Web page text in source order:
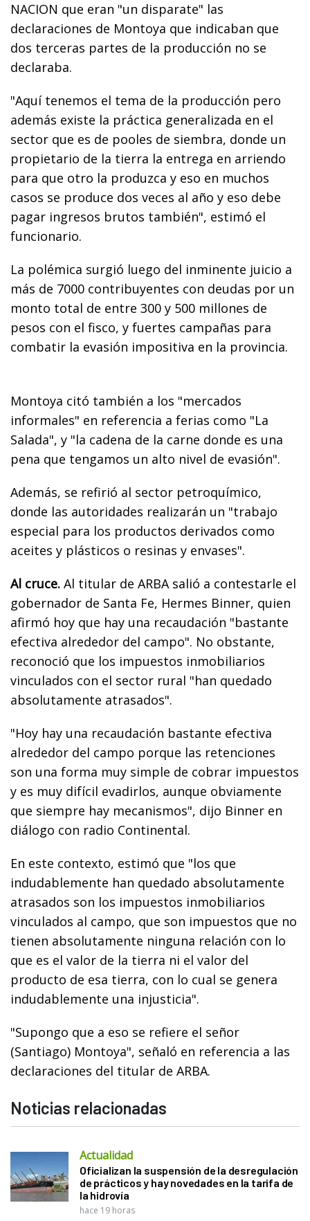
NACION que eran "un disparate" las
declaraciones de Montoya que indicaban que
dos terceras partes de la producción no se
declaraba.
"Aquí tenemos el tema de la producción pero
además existe la práctica generalizada en el
sector que es de pooles de siembra, donde un
propietario de la tierra la entrega en arriendo
para que otro la produzca y eso en muchos
casos se produce dos veces al año y eso debe
pagar ingresos brutos también", estimó el
funcionario.
La polémica surgió luego del inminente juicio a
más de 7000 contribuyentes con deudas por un
monto total de entre 300 y 500 millones de
pesos con el fisco, y fuertes campañas para
combatir la evasión impositiva en la provincia.
Montoya citó también a los "mercados
informales" en referencia a ferias como "La
Salada", y "la cadena de la carne donde es una
pena que tengamos un alto nivel de evasión".
Además, se refirió al sector petroquímico,
donde las autoridades realizarán un "trabajo
especial para los productos derivados como
aceites y plásticos o resinas y envases".
Al cruce. Al titular de ARBA salió a contestarle el
gobernador de Santa Fe, Hermes Binner, quien
afirmó hoy que hay una recaudación "bastante
efectiva alrededor del campo". No obstante,
reconoció que los impuestos inmobiliarios
vinculados con el sector rural "han quedado
absolutamente atrasados".
"Hoy hay una recaudación bastante efectiva
alrededor del campo porque las retenciones
son una forma muy simple de cobrar impuestos
y es muy difícil evadirlos, aunque obviamente
que siempre hay mecanismos", dijo Binner en
diálogo con radio Continental.
En este contexto, estimó que "los que
indudablemente han quedado absolutamente
atrasados son los impuestos inmobiliarios
vinculados al campo, que son impuestos que no
tienen absolutamente ninguna relación con lo
que es el valor de la tierra ni el valor del
producto de esa tierra, con lo cual se genera
indudablemente una injusticia".
"Supongo que a eso se refiere el señor
(Santiago) Montoya", señaló en referencia a las
declaraciones del titular de ARBA.
Noticias relacionadas
Actualidad
Oficializan la suspensión de la desregulación
de prácticos y hay novedades en la tarifa de
la hidrovía
hace 19 horas